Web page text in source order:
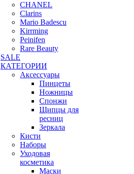
CHANEL
Clarins
Mario Badescu
Kirrming
Peinifen
Rare Beauty
SALE
КАТЕГОРИИ
Аксессуары
Пинцеты
Ножницы
Спонжи
Щипцы для
ресниц
Зеркала
Кисти
Наборы
Уходовая
косметика
Маски